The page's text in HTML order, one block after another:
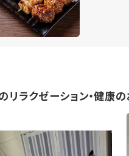
リラクゼーション・健康